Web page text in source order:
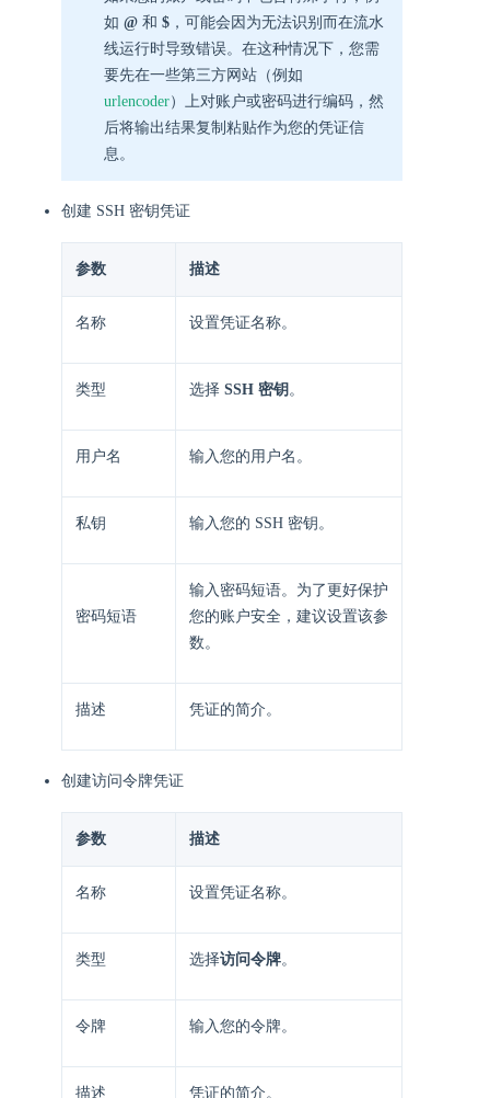
如 @ 和 $ ，可能会因为无法识别而在流水
线运行时导致错误。在这种情况下，您需
要先在一些第三方网站（例如
urlencoder）上对账户或密码进行编码，然
后将输出结果复制粘贴作为您的凭证信
息。
创建 SSH 密钥凭证
参数 描述
名称 设置凭证名称。
类型 选择 SSH 密钥 。
用户名 输入您的用户名。
私钥 输入您的 SSH 密钥。
密码短语
输入密码短语。为了更好保护
您的账户安全，建议设置该参
数。
描述 凭证的简介。
创建访问令牌凭证
参数 描述
名称 设置凭证名称。
类型 选择访问令牌。
令牌 输入您的令牌。
描述 凭证的简介。